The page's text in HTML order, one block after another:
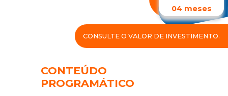
04 meses
CONSULTE O VALOR DE INVESTIMENTO.
CONTEÚDO
PROGRAMÁTICO